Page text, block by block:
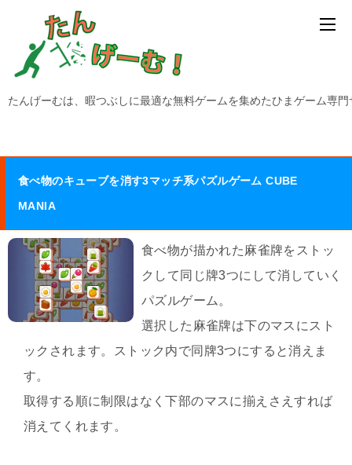
たんげーむは、暇つぶしに最適な無料ゲームを集めたひまゲーム専
食べ物のキューブを消す3マッチ系パズルゲーム CUBE
MANIA
食べ物が描かれた麻雀牌をストッ
クして同じ牌3つにして消していく
パズルゲーム。
選択した麻雀牌は下のマスにスト
ックされます。ストック内で同牌3つにすると消えま
す。
取得する順に制限はなく下部のマスに揃えさえすれば
消えてくれます。